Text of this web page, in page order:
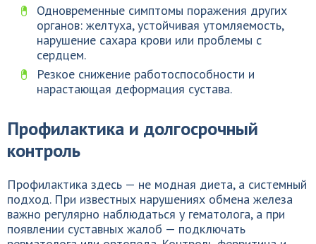
Одновременные симптомы поражения других
органов: желтуха, устойчивая утомляемость,
нарушение сахара крови или проблемы с
сердцем.
Резкое снижение работоспособности и
нарастающая деформация сустава.
Профилактика и долгосрочный
контроль
Профилактика здесь — не модная диета, а системный
подход. При известных нарушениях обмена железа
важно регулярно наблюдаться у гематолога, а при
появлении суставных жалоб — подключать